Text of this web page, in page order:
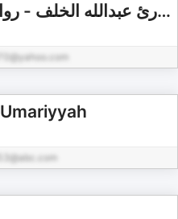
القارئ عبدالله الخلف - رواية حفص عن عاصم - Abdullah Alkhalaf - Rewayat Hafs A'n Assem |